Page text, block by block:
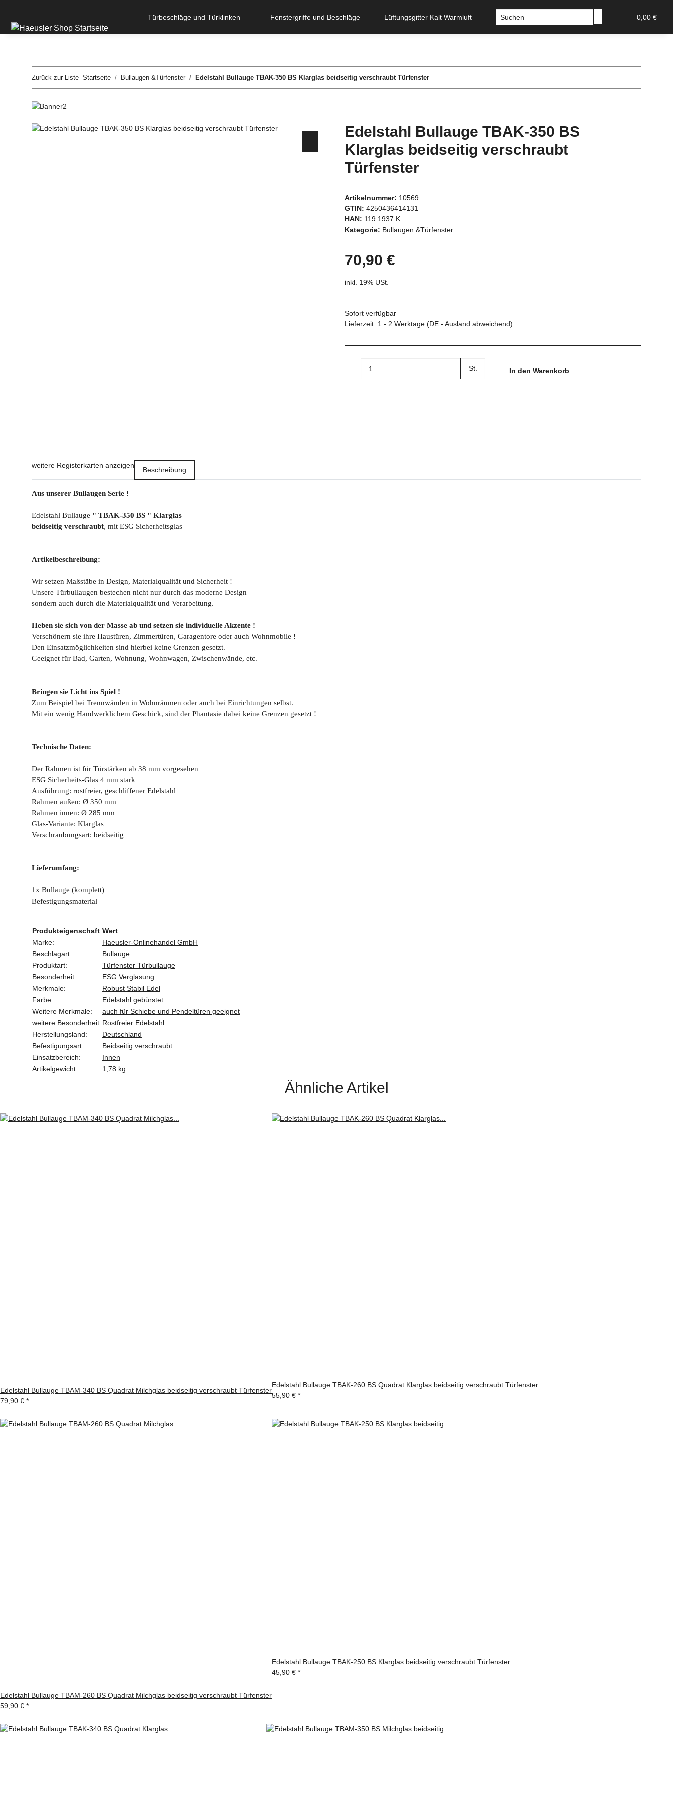
0,00 €
Türbeschläge und Türklinken Fenstergriffe und Beschläge Lüftungsgitter Kalt Warmluft Sicherheitstechnik-Tresore Stossgriffe u
Zurück zur Liste Startseite Bullaugen &Türfenster Edelstahl Bullauge TBAK-350 BS Klarglas beidseitig verschraubt Türfenster
Edelstahl Bullauge TBAK-350 BS
Klarglas beidseitig verschraubt
Türfenster
Artikelnummer: 10569
GTIN: 4250436414131
HAN: 119.1937 K
Kategorie: Bullaugen &Türfenster
70,90 €
inkl. 19% USt.
Sofort verfügbar
Lieferzeit: 1 - 2 Werktage (DE - Ausland abweichend)
St. In den Warenkorb
weitere Registerkarten anzeigen
Beschreibung
Aus unserer Bullaugen Serie !
Edelstahl Bullauge " TBAK-350 BS " Klarglas
beidseitig verschraubt, mit ESG Sicherheitsglas
Artikelbeschreibung:
Wir setzen Maßstäbe in Design, Materialqualität und Sicherheit !
Unsere Türbullaugen bestechen nicht nur durch das moderne Design
sondern auch durch die Materialqualität und Verarbeitung.
Heben sie sich von der Masse ab und setzen sie individuelle Akzente !
Verschönern sie ihre Haustüren, Zimmertüren, Garagentore oder auch Wohnmobile !
Den Einsatzmöglichkeiten sind hierbei keine Grenzen gesetzt.
Geeignet für Bad, Garten, Wohnung, Wohnwagen, Zwischenwände, etc.
Bringen sie Licht ins Spiel !
Zum Beispiel bei Trennwänden in Wohnräumen oder auch bei Einrichtungen selbst.
Mit ein wenig Handwerklichem Geschick, sind der Phantasie dabei keine Grenzen gesetzt !
Technische Daten:
Der Rahmen ist für Türstärken ab 38 mm vorgesehen
ESG Sicherheits-Glas 4 mm stark
Ausführung: rostfreier, geschliffener Edelstahl
Rahmen außen: Ø 350 mm
Rahmen innen: Ø 285 mm
Glas-Variante: Klarglas
Verschraubungsart: beidseitig
Lieferumfang:
1x Bullauge (komplett)
Befestigungsmaterial
Produkteigenschaft Wert
Marke:
Haeusler-Onlinehandel GmbH
Beschlagart:
Bullauge
Produktart:
Türfenster Türbullauge
Besonderheit:
ESG Verglasung
Merkmale:
Robust Stabil Edel
Farbe:
Edelstahl gebürstet
Weitere Merkmale:
auch für Schiebe und Pendeltüren geeignet
weitere Besonderheit: Rostfreier Edelstahl
Herstellungsland:
Deutschland
Befestigungsart:
Beidseitig verschraubt
Einsatzbereich:
Innen
Artikelgewicht:
1,78 kg
Ähnliche Artikel
Edelstahl Bullauge TBAM-340 BS Quadrat Milchglas beidseitig verschraubt Türfenster
79,90 € *
Edelstahl Bullauge TBAK-260 BS Quadrat Klarglas beidseitig verschraubt Türfenster
55,90 € *
Edelstahl Bullauge TBAM-260 BS Quadrat Milchglas beidseitig verschraubt Türfenster
59,90 € *
Edelstahl Bullauge TBAK-250 BS Klarglas beidseitig verschraubt Türfenster
45,90 € *